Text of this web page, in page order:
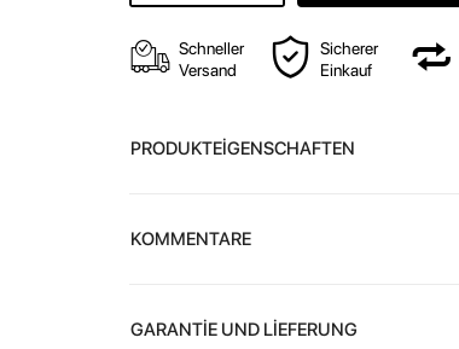
Schneller
Versand
Sicherer
Einkauf
PRODUKTEİGENSCHAFTEN
KOMMENTARE
GARANTİE UND LİEFERUNG